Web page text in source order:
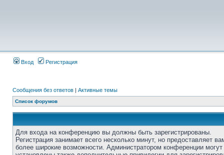
Вход Регистрация
Сообщения без ответов | Активные темы
Список форумов
Для входа на конференцию вы должны быть зарегистрированы.
Регистрация занимает всего несколько минут, но предоставляет
более широкие возможности. Администратором конференции